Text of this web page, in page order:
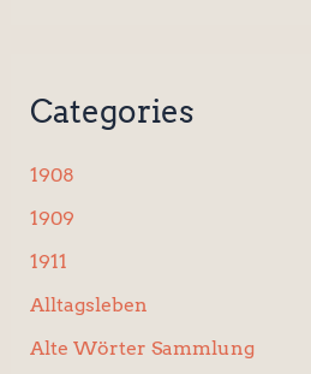
n
h
Categories
1908
1909
1911
Alltagsleben
Alte Wörter Sammlung